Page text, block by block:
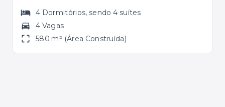
4 Dormitórios, sendo4 suítes
4 Vagas
580 m² (Área Construída)